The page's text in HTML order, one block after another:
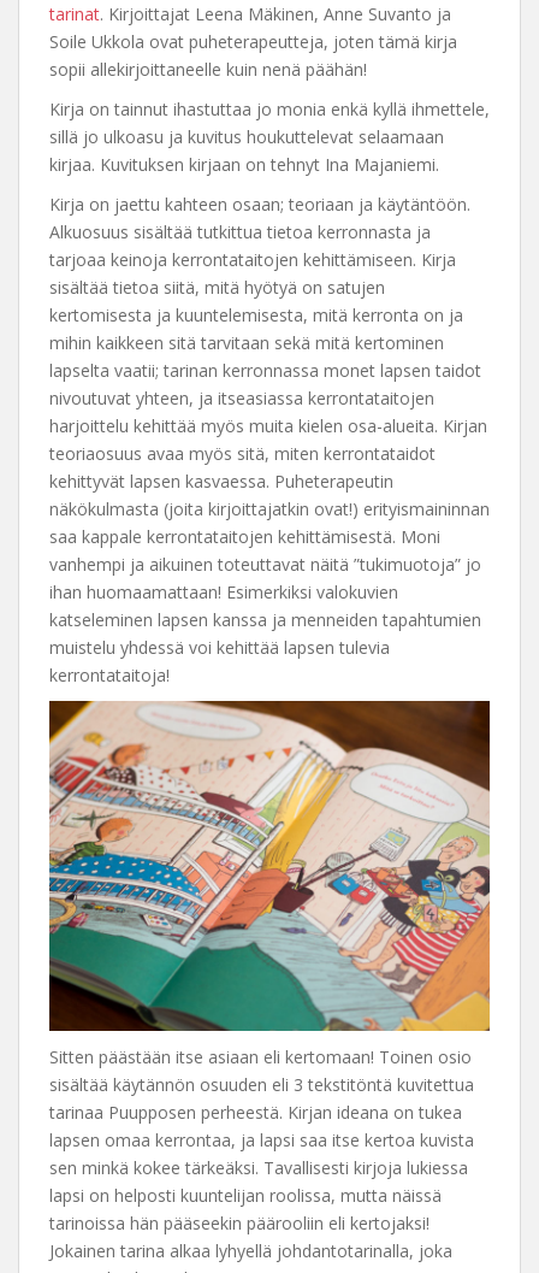
tarinat. Kirjoittajat Leena Mäkinen, Anne Suvanto ja
Soile Ukkola ovat puheterapeutteja, joten tämä kirja
sopii allekirjoittaneelle kuin nenä päähän!
Kirja on tainnut ihastuttaa jo monia enkä kyllä ihmettele,
sillä jo ulkoasu ja kuvitus houkuttelevat selaamaan
kirjaa. Kuvituksen kirjaan on tehnyt Ina Majaniemi.
Kirja on jaettu kahteen osaan; teoriaan ja käytäntöön.
Alkuosuus sisältää tutkittua tietoa kerronnasta ja
tarjoaa keinoja kerrontataitojen kehittämiseen. Kirja
sisältää tietoa siitä, mitä hyötyä on satujen
kertomisesta ja kuuntelemisesta, mitä kerronta on ja
mihin kaikkeen sitä tarvitaan sekä mitä kertominen
lapselta vaatii; tarinan kerronnassa monet lapsen taidot
nivoutuvat yhteen, ja itseasiassa kerrontataitojen
harjoittelu kehittää myös muita kielen osa-alueita. Kirjan
teoriaosuus avaa myös sitä, miten kerrontataidot
kehittyvät lapsen kasvaessa. Puheterapeutin
näkökulmasta (joita kirjoittajatkin ovat!) erityismaininnan
saa kappale kerrontataitojen kehittämisestä. Moni
vanhempi ja aikuinen toteuttavat näitä ”tukimuotoja” jo
ihan huomaamattaan! Esimerkiksi valokuvien
katseleminen lapsen kanssa ja menneiden tapahtumien
muistelu yhdessä voi kehittää lapsen tulevia
kerrontataitoja!
Sitten päästään itse asiaan eli kertomaan! Toinen osio
sisältää käytännön osuuden eli 3 tekstitöntä kuvitettua
tarinaa Puupposen perheestä. Kirjan ideana on tukea
lapsen omaa kerrontaa, ja lapsi saa itse kertoa kuvista
sen minkä kokee tärkeäksi. Tavallisesti kirjoja lukiessa
lapsi on helposti kuuntelijan roolissa, mutta näissä
tarinoissa hän pääseekin päärooliin eli kertojaksi!
Jokainen tarina alkaa lyhyellä johdantotarinalla, joka